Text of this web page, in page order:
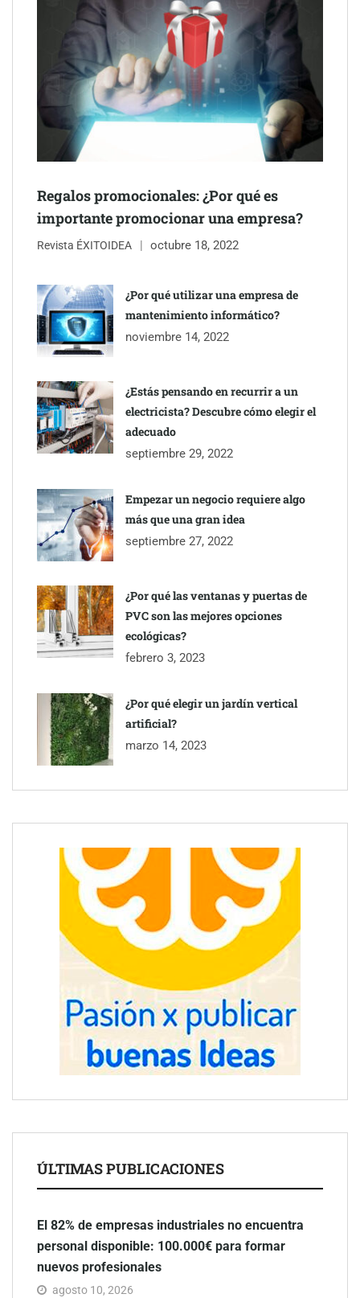
Schaeffler mejora su rentabilidad en el primer semestre de 2026
Regalos promocionales: ¿Por qué es
importante promocionar una empresa?
Revista ÉXITOIDEA octubre 18, 2022
¿Por qué utilizar una empresa de
mantenimiento informático?
noviembre 14, 2022
¿Estás pensando en recurrir a un
electricista? Descubre cómo elegir el
adecuado
septiembre 29, 2022
Empezar un negocio requiere algo
más que una gran idea
septiembre 27, 2022
¿Por qué las ventanas y puertas de
PVC son las mejores opciones
ecológicas?
febrero 3, 2023
¿Por qué elegir un jardín vertical
artificial?
marzo 14, 2023
ÚLTIMAS PUBLICACIONES
El 82% de empresas industriales no encuentra
personal disponible: 100.000€ para formar
nuevos profesionales
agosto 10, 2026